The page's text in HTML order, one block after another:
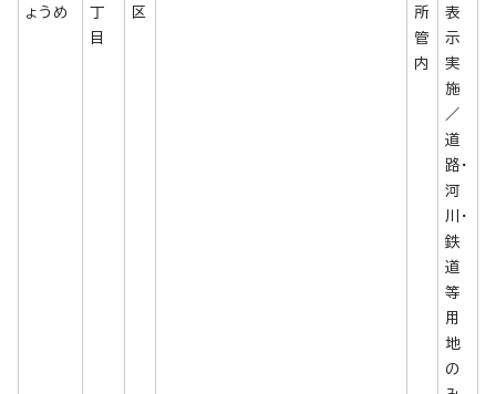
ょうめ
丁
目
区
所
管
内
表
示
実
施
／
道
路・
河
川・
鉄
道
等
用
地
の